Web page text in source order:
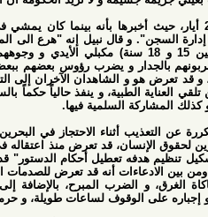
زيارته في 20 أيار، حيث أخبرها بأنه بينما كان
نبيل إنه "هرع الى المنطقة
من السجناء (تتراوح أعمارهم بين 15 و 18 سنة) مكبلي
و يضرب رؤوس بعضهم ببعض. و كان
و الشاهدان الآخران إلى التهديد
و ينفذ حالياً حكماً بالسجن لمدة
السلمية فيها.
أثناء الاحتجاز في البحرين. يُزعم
عضو مجلس إدارة جمعية
أنه قد تعرض للصدمات الكهربائية
المبرح، بالإضافة إلى التهديد
الوقوف لساعات طويلة، و حرمانه من